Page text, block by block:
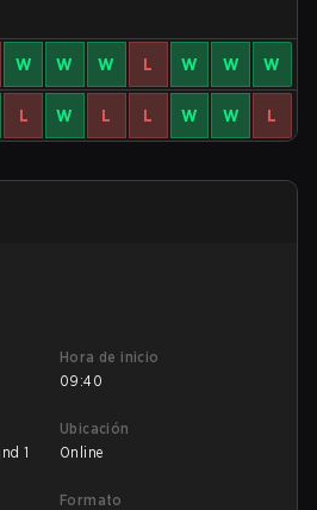
W W W L W W W
L W L L W W L
Hora de inicio
09:40
1
Ubicación
Online
Formato